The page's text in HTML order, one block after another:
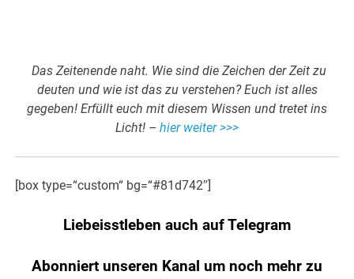
Das Zeitenende naht. Wie sind die Zeichen der Zeit zu
deuten und wie ist das zu verstehen? Euch ist alles
gegeben! Erfüllt euch mit diesem Wissen und tretet ins
Licht! – hier weiter >>>
[box type=“custom“ bg=“#81d742″]
Liebeisstleben auch auf Telegram
Abonniert unseren Kanal um noch mehr zu